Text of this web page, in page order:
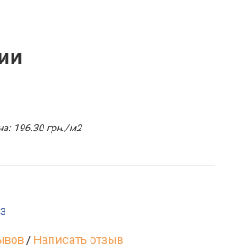
196.30 грн./м2
/ Написать отзыв